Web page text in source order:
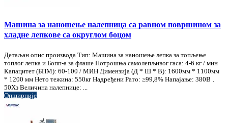
Машина за наношење налепница са равном површином за
хладне лепкове са округлом боцом
Детаљан опис производа Тип: Машина за наношење лепка за топљење
топлог лепка и Бопп-а за флаше Потрошња самолепљивог гаса: 4-6 кг / мин
Капацитет (БПМ): 60-100 / МИН Димензија (Д * Ш * В): 1600мм * 1100мм
* 1200 мм Нето тежина: 550кг Надређени Рато: ≥99,8% Напајање: 380В 、
50Хз Величина налепнице: ...
Опширније